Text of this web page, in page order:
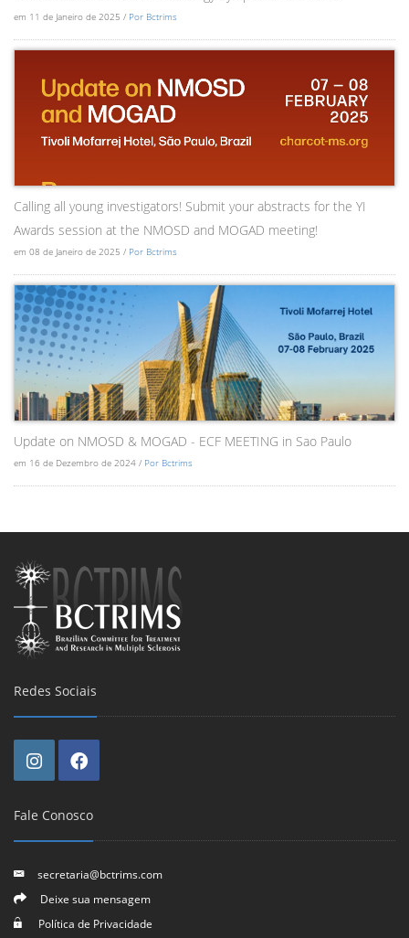
em 11 de Janeiro de 2025 / Por Bctrims
Calling all young investigators! Submit your abstracts for the YI
Awards session at the NMOSD and MOGAD meeting!
em 08 de Janeiro de 2025 / Por Bctrims
Update on NMOSD & MOGAD - ECF MEETING in Sao Paulo
em 16 de Dezembro de 2024 / Por Bctrims
Redes Sociais
Fale Conosco
secretaria@bctrims.com
Deixe sua mensagem
Política de Privacidade